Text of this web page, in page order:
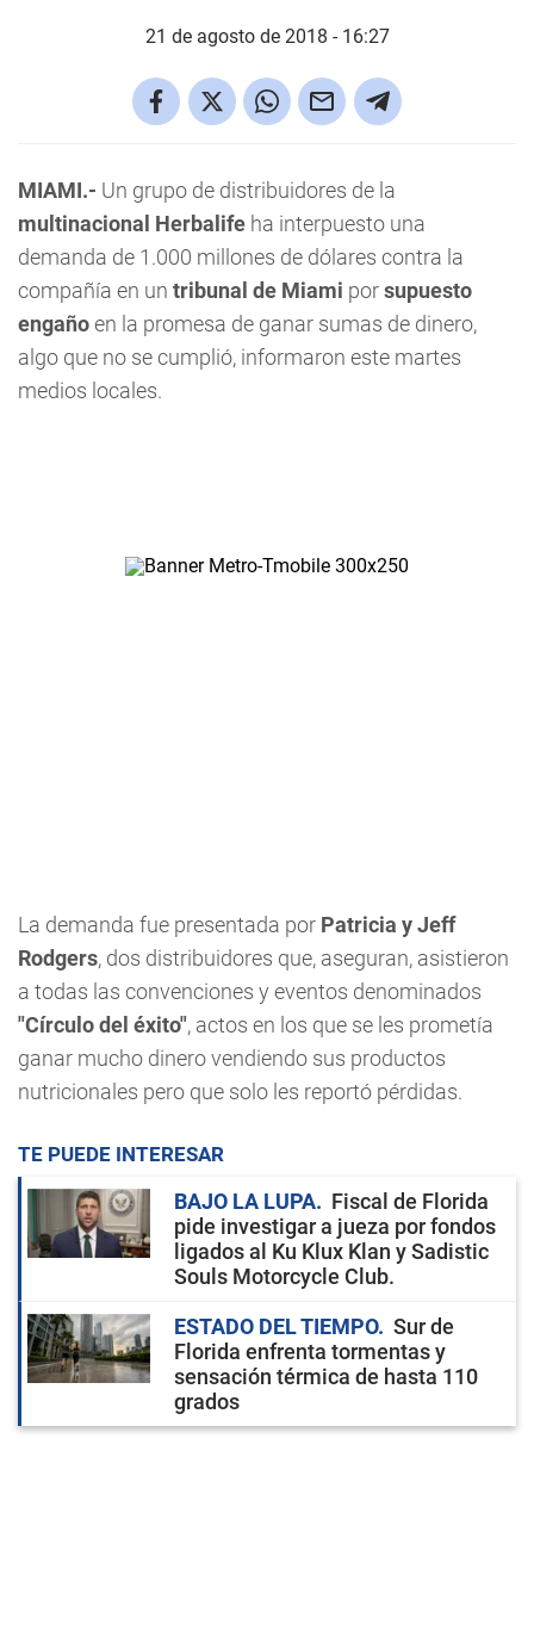
21 de agosto de 2018 - 16:27
MIAMI.- Un grupo de distribuidores de la
multinacional Herbalife ha interpuesto una
demanda de 1.000 millones de dólares contra la
compañía en un tribunal de Miami porsupuesto
engañoen la promesa de ganar sumas de dinero,
algo que no se cumplió, informaron este martes
medios locales.
La demanda fue presentada por Patricia y Jeff
Rodgers, dos distribuidores que, aseguran, asistieron
a todas las convenciones y eventos denominados
"Círculo del éxito", actos en los que se les prometía
ganar mucho dinero vendiendo sus productos
nutricionales pero que solo les reportó pérdidas.
TE PUEDE INTERESAR
BAJO LA LUPA
Fiscal de Florida
pide investigar a jueza por fondos
ligados al Ku Klux Klan y Sadistic
Souls Motorcycle Club.
ESTADO DEL TIEMPO
Sur de
Florida enfrenta tormentas y
sensación térmica de hasta 110
grados